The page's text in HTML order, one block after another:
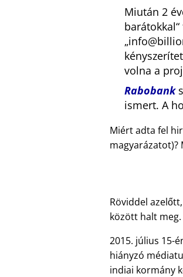
Miután 2
barátokkal
volna a
Rabobank
ismert. A
Miért adta fel
magyarázatot)?
Röviddel
között halt
2015. július 15-
hiányzó
indiai kormány